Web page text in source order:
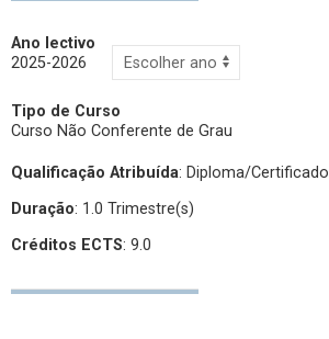
Ano lectivo
2025-2026
Tipo de Curso
Curso Não Conferente de Grau
Qualificação Atribuída: Diploma/Certificado
Duração: 1.0 Trimestre(s)
Créditos ECTS: 9.0